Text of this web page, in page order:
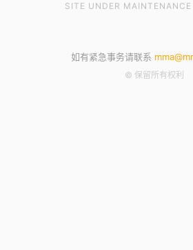
SITE UNDER MAINTENANCE
如有紧急事务请联系
© 保留所有权利